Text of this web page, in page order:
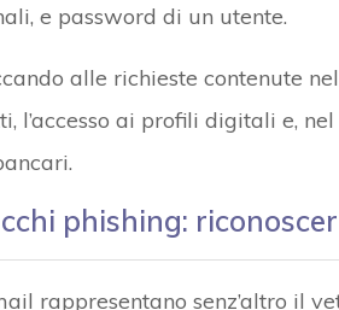
e password di un utente.
alle richieste contenute
l’accesso ai profili digitali e,
phishing:
rappresentano senz’altro il